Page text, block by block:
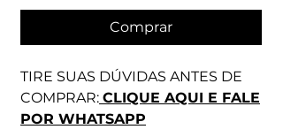
Comprar
TIRE SUAS DÚVIDAS ANTES DE
COMPRAR: CLIQUE AQUI E FALE
POR WHATSAPP